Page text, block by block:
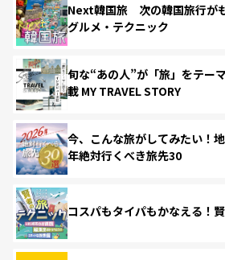
Next韓国旅 次の韓国旅行が
グルメ・テクニック
旬な“あの人”が「旅」をテー
載 MY TRAVEL STORY
今、こんな旅がしてみたい！
年絶対行くべき旅先30
コスパもタイパもかなえる！